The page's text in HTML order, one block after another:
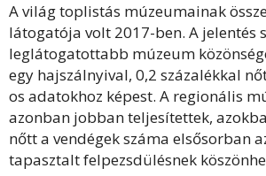
A világ toplistás múzeumainak
látogatója volt 2017-ben. A jelentés
leglátogatottabb múzeum
egy hajszálnyival, 0,2 százalékkal
os adatokhoz képest. A regionális
azonban jobban teljesítettek,
nőtt a vendégek száma elsősorban
tapasztalt felpezsdülésnek